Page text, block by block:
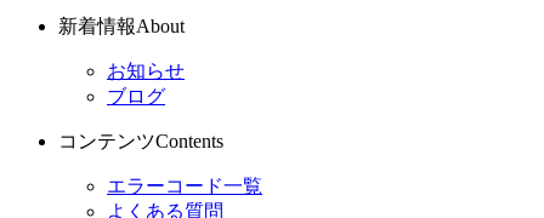
新着情報About
お知らせ
ブログ
コンテンツContents
エラーコード一覧
よくある質問